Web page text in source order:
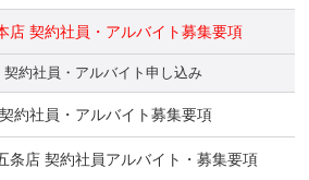
店 契約社員・アルバイト募集要項
契約社員・アルバイト申し込み
約社員・アルバイト募集要項
条店 契約社員アルバイト・募集要項